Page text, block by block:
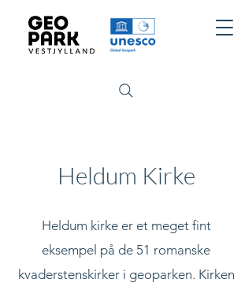
Heldum Kirke
Heldum kirke er et meget fint
eksempel på de 51 romanske
kvaderstenskirker i geoparken. Kirken